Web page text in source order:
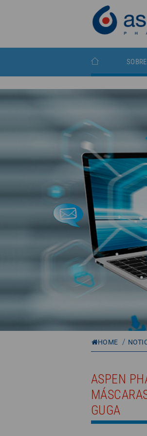
HOME /
ASPEN
GUGA